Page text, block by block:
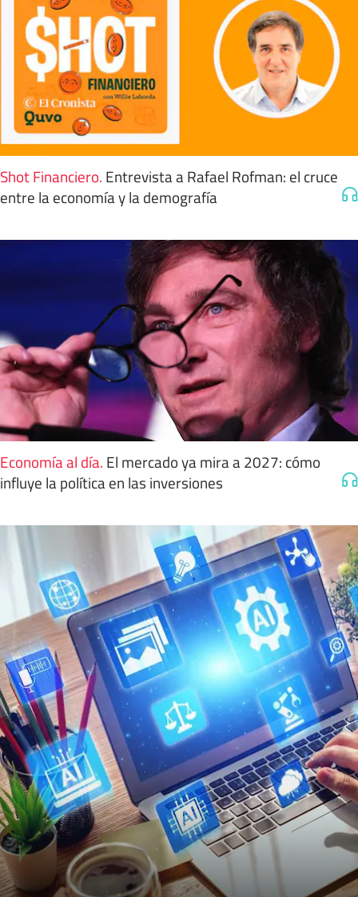
Shot Financiero. Entrevista a Rafael Rofman: el cruce
entre la economía y la demografía
Economía al día. El mercado ya mira a 2027: cómo
influye la política en las inversiones